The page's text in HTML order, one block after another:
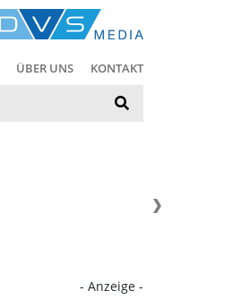
ÜBER UNS KONTAKT
- Anzeige -